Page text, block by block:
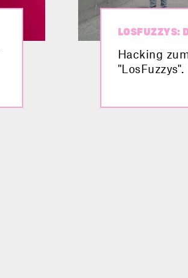
LOSFUZZYS:
Hacking
unterwegs.